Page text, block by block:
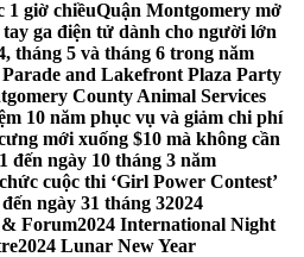
1 giờ chiềuQuận Montgomery mở
tay ga điện tử dành cho người lớn
tháng 5 và tháng 6 trong năm
Parade and Lakefront Plaza Party
County Animal Services
10 năm phục vụ và giảm chi phí
mới xuống $10 mà không cần
đến ngày 10 tháng 3 năm
cuộc thi ‘Girl Power Contest’
ngày 31 tháng 32024
& Forum2024 International Night
2024 Lunar New Year